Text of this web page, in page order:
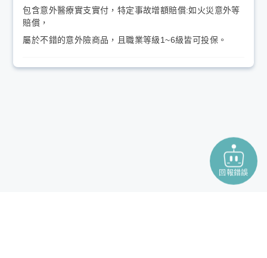
包含意外醫療實支實付，特定事故增額賠償:如火災意外等
賠償，
屬於不錯的意外險商品，且職業等級1~6級皆可投保。
回報錯誤